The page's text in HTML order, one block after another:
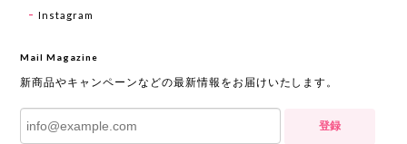
Instagram
Mail Magazine
新商品やキャンペーンなどの最新情報をお届けいたします。
登録